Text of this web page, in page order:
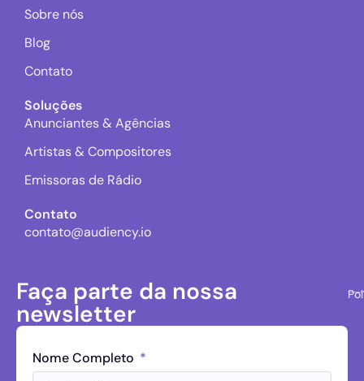
Sobre nós
Blog
Contato
Soluções
Anunciantes & Agências
Artistas & Compositores
Emissoras de Rádio
Contato
contato@audiency.io
Faça parte da nossa
newsletter
Nome Completo